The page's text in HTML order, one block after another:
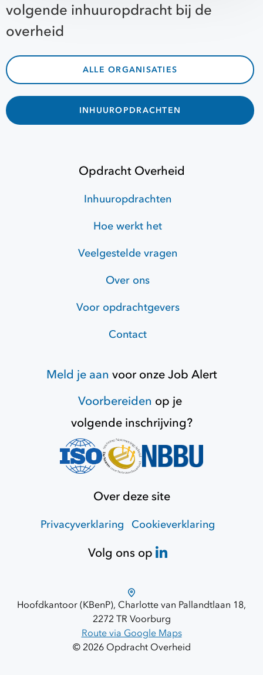
volgende inhuuropdracht bij de
overheid
ALLE ORGANISATIES
INHUUROPDRACHTEN
Opdracht Overheid
Inhuuropdrachten
Hoe werkt het
Veelgestelde vragen
Over ons
Voor opdrachtgevers
Contact
Meld je aan voor onzeJob Alert
Voorbereiden op je
volgende inschrijving?
Over deze site
Privacyverklaring Cookieverklaring
Volg ons op
Hoofdkantoor (KBenP), Charlotte van Pallandtlaan 18,
2272 TR Voorburg
Route via Google Maps
© 2026 Opdracht Overheid